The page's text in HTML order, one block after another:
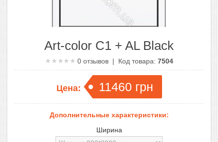
Art-color C1 + AL Black
0отзывов | Код товара: 7504
Цена: 11460 грн
Дополнительные характеристики:
Ширина